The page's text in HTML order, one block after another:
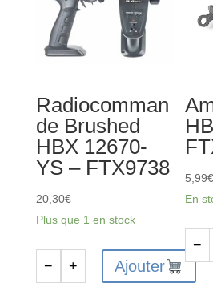
Radiocomman
de Brushed
HBX 12670-
YS – FTX9738
20,30€
Plus que 1 en stock
− + Ajouter
5,99€
En
−